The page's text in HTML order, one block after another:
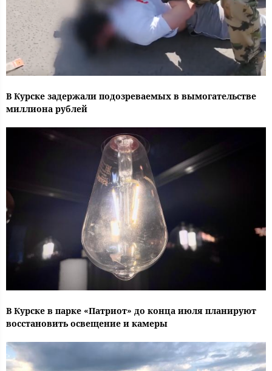
В Курске задержали подозреваемых в вымогательстве
миллиона рублей
В Курске в парке «Патриот» до конца июля планируют
восстановить освещение и камеры